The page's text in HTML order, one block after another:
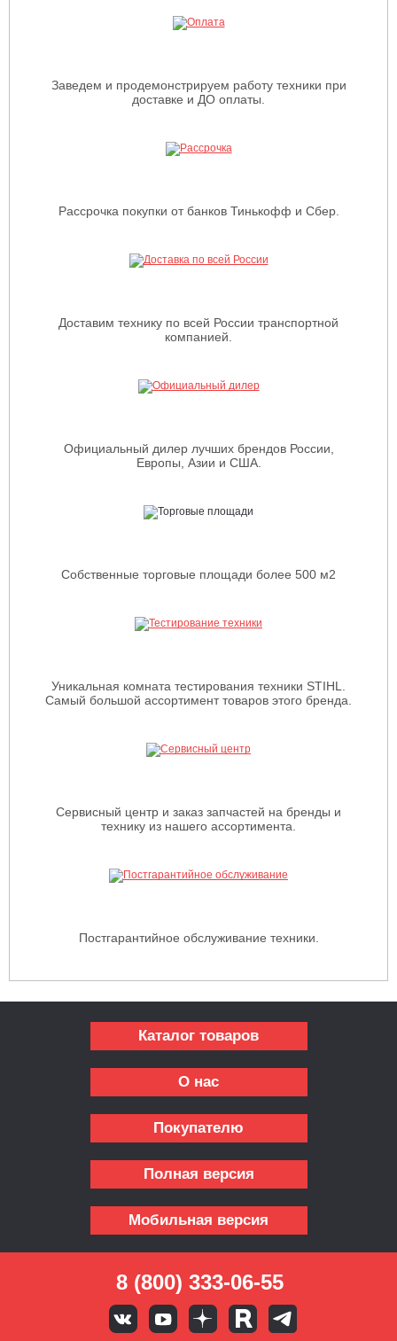
Заведем и продемонстрируем работу техники при
доставке и ДО оплаты.
Рассрочка покупки от банков Тинькофф и Сбер.
Доставим технику по всей России транспортной
компанией.
Официальный дилер лучших брендов России,
Европы, Азии и США.
Собственные торговые площади более 500 м2
Уникальная комната тестирования техники STIHL.
Самый большой ассортимент товаров этого бренда.
Сервисный центр и заказ запчастей на бренды и
технику из нашего ассортимента.
Постгарантийное обслуживание техники.
Каталог товаров
О нас
Покупателю
Полная версия
Мобильная версия
8 (800) 333-06-55